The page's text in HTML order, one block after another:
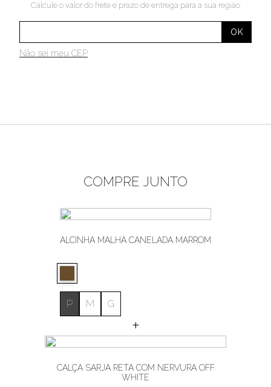
Calcule o valor do frete e prazo de entrega para a sua região
Não sei meu CEP
COMPRE JUNTO
ALCINHA MALHA CANELADA MARROM
P M G
+
CALÇA SARJA RETA COM NERVURA OFF
WHITE